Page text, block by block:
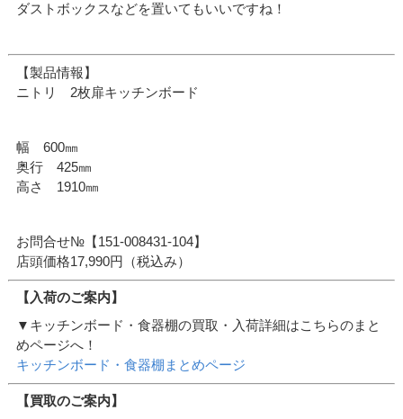
ダストボックスなどを置いてもいいですね！
【製品情報】
ニトリ 2枚扉キッチンボード
幅 600㎜
奥行 425㎜
高さ 1910㎜
お問合せ№【151-008431-104】
店頭価格17,990円（税込み）
【入荷のご案内】
▼キッチンボード・食器棚の買取・入荷詳細はこちらのまと
めページへ！
キッチンボード・食器棚まとめページ
【買取のご案内】